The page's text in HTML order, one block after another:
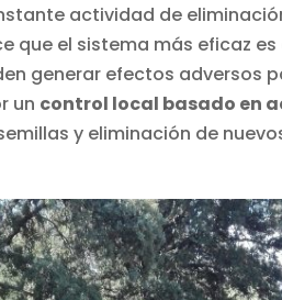
actividad de
que el sistema más eficaz
generar efectos adversos
un control local basado en
y eliminación de